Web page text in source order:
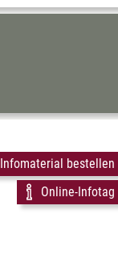
Infomaterial bestellen
Online-Infotag